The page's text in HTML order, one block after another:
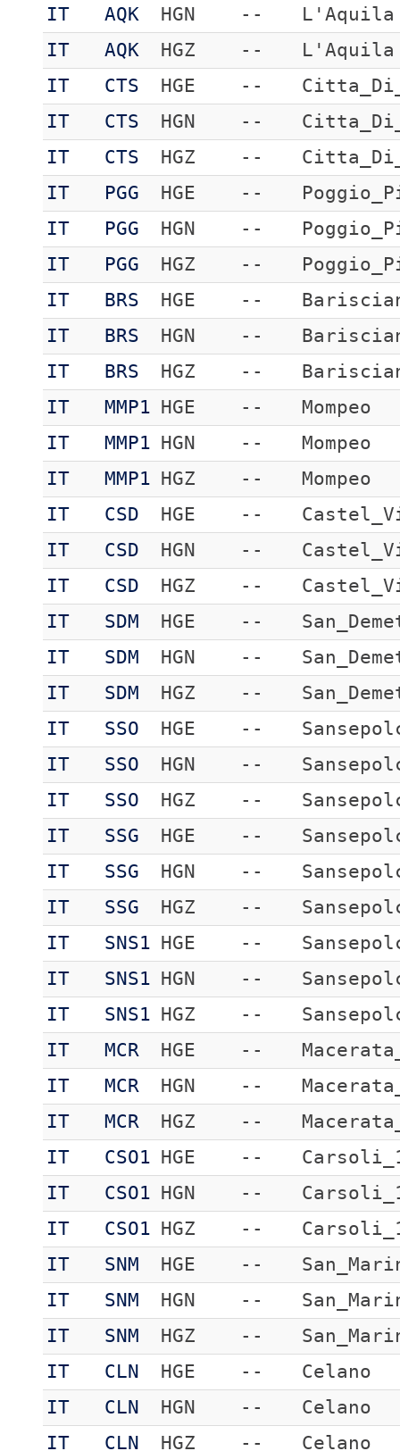
IT
AQK HGN --
IT
AQK HGZ --
IT
CTS HGE --
IT
CTS HGN --
IT
CTS HGZ --
IT
PGG HGE --
IT
PGG HGN --
IT
PGG HGZ --
IT
BRS HGE --
IT
BRS HGN --
IT
BRS HGZ --
IT
MMP1 HGE --
Mompeo
IT
MMP1 HGN --
Mompeo
IT
MMP1 HGZ --
Mompeo
IT
CSD HGE --
IT
CSD HGN --
IT
CSD HGZ --
IT
SDM HGE --
IT
SDM HGN --
IT
SDM HGZ --
IT
SSO HGE --
IT
SSO HGN --
IT
SSO HGZ --
IT
SSG HGE --
IT
SSG HGN --
IT
SSG HGZ --
IT
SNS1 HGE --
IT
SNS1 HGN --
IT
SNS1 HGZ --
IT
MCR HGE --
IT
MCR HGN --
IT
MCR HGZ --
IT
CSO1 HGE --
IT
CSO1 HGN --
IT
CSO1 HGZ --
IT
SNM HGE --
IT
SNM HGN --
IT
SNM HGZ --
IT
CLN HGE --
Celano
IT
CLN HGN --
Celano
IT
CLN HGZ -- Celano